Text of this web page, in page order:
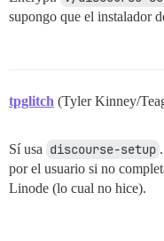
supongo que el instalador
tpglitch (Tyler Kinney/
Sí usa discourse-setup
por el usuario si no
Linode (lo cual no hice).